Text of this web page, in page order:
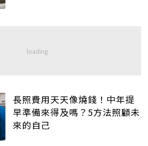
長照費用天天像燒錢！中年提
早準備來得及嗎？5方法照顧未
來的自己